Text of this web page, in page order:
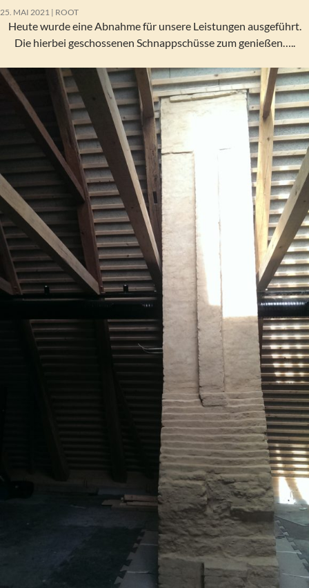
25. MAI 2021 ROOT
Heute wurde eine Abnahme für unsere Leistungen ausgeführt.
Die hierbei geschossenen Schnappschüsse zum genießen…..